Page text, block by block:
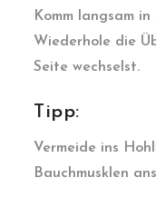
Komm langsam
Wiederhole die
Seite wechselst.
Tipp:
Vermeide ins
Bauchmusklen